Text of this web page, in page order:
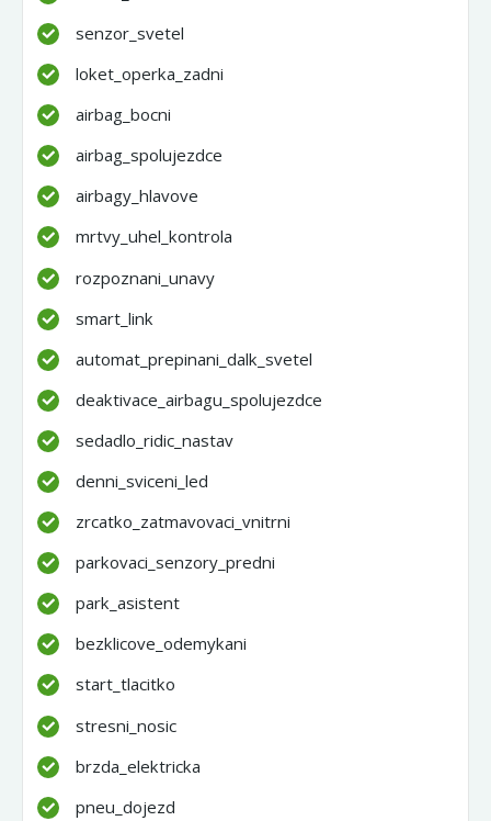
senzor_svetel
loket_operka_zadni
airbag_bocni
airbag_spolujezdce
airbagy_hlavove
mrtvy_uhel_kontrola
rozpoznani_unavy
smart_link
automat_prepinani_dalk_svetel
deaktivace_airbagu_spolujezdce
sedadlo_ridic_nastav
denni_sviceni_led
zrcatko_zatmavovaci_vnitrni
parkovaci_senzory_predni
park_asistent
bezklicove_odemykani
start_tlacitko
stresni_nosic
brzda_elektricka
pneu_dojezd